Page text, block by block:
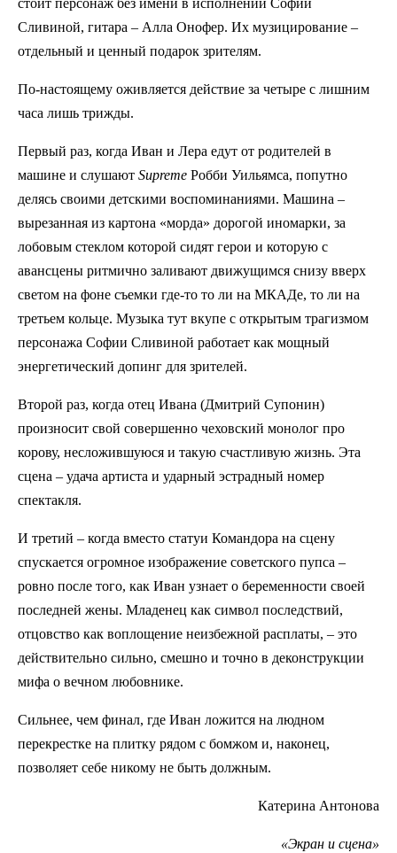
стоит персонаж без имени в исполнении Софии
Сливиной, гитара – Алла Онофер. Их музицирование –
отдельный и ценный подарок зрителям.
По-настоящему оживляется действие за четыре с лишним
часа лишь трижды.
Первый раз, когда Иван и Лера едут от родителей в
машине и слушают Supreme Робби Уильямса, попутно
делясь своими детскими воспоминаниями. Машина –
вырезанная из картона «морда» дорогой иномарки, за
лобовым стеклом которой сидят герои и которую с
авансцены ритмично заливают движущимся снизу вверх
светом на фоне съемки где-то то ли на МКАДе, то ли на
третьем кольце. Музыка тут вкупе с открытым трагизмом
персонажа Софии Сливиной работает как мощный
энергетический допинг для зрителей.
Второй раз, когда отец Ивана (Дмитрий Супонин)
произносит свой совершенно чеховский монолог про
корову, несложившуюся и такую счастливую жизнь. Эта
сцена – удача артиста и ударный эстрадный номер
спектакля.
И третий – когда вместо статуи Командора на сцену
спускается огромное изображение советского пупса –
ровно после того, как Иван узнает о беременности своей
последней жены. Младенец как символ последствий,
отцовство как воплощение неизбежной расплаты, – это
действительно сильно, смешно и точно в деконструкции
мифа о вечном любовнике.
Сильнее, чем финал, где Иван ложится на людном
перекрестке на плитку рядом с бомжом и, наконец,
позволяет себе никому не быть должным.
Катерина Антонова
«Экран и сцена»